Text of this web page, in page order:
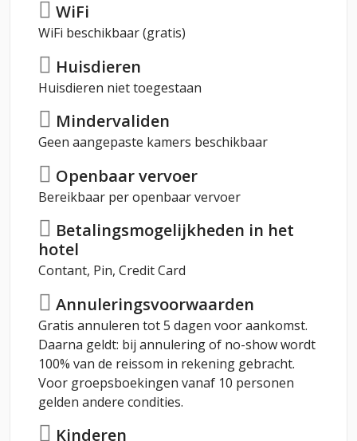
WiFi
WiFi beschikbaar (gratis)
Huisdieren
Huisdieren niet toegestaan
Mindervaliden
Geen aangepaste kamers beschikbaar
Openbaar vervoer
Bereikbaar per openbaar vervoer
Betalingsmogelijkheden in het
hotel
Contant, Pin, Credit Card
Annuleringsvoorwaarden
Gratis annuleren tot 5 dagen voor aankomst.
Daarna geldt: bij annulering of no-show wordt
100% van de reissom in rekening gebracht.
Voor groepsboekingen vanaf 10 personen
gelden andere condities.
Kinderen